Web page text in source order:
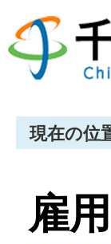
現在の位
雇